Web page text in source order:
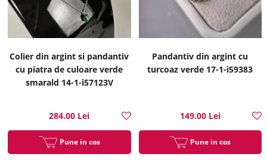
Colier din argint si pandantiv
cu piatra de culoare verde
smarald 14-1-i57123V
284.00 Lei
Pune in cos
Pandantiv din argint cu
turcoaz verde 17-1-i59383
149.00 Lei
Pune in cos